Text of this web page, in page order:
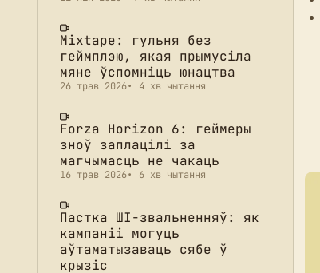
Mixtape: гульня без
геймплэю, якая прымусіла
мяне ўспомніць юнацтва
26 трав 2026 4 хв чытання
Forza Horizon 6: геймеры
зноў заплацілі за
магчымасць не чакаць
16 трав 2026 6 хв чытання
Пастка ШІ-звальненняў: як
кампаніі могуць
аўтаматызаваць сябе ў
крызіс